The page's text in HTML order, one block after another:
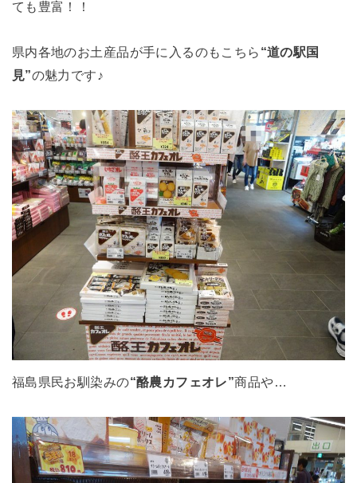
ても豊富！！
県内各地のお土産品が手に入るのもこちら “道の駅国
見”の魅力です♪
福島県民お馴染みの“酪農カフェオレ”商品や…